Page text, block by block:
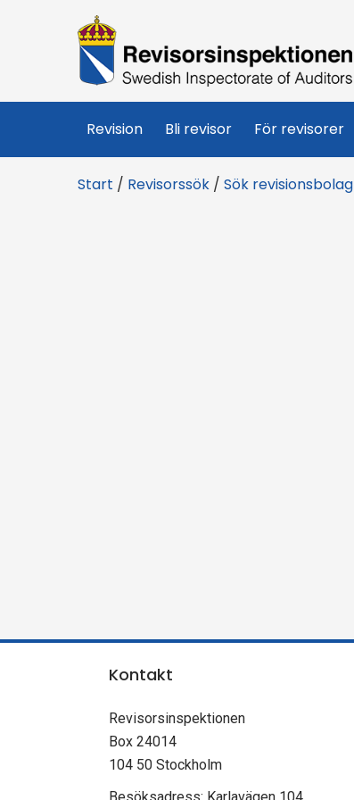
R
e
v
i
Revision Bli revisor För revisorer
Start / Revisorssök / Sök revisionsbolag
Kontakt
Revisorsinspektionen
Box 24014
104 50 Stockholm